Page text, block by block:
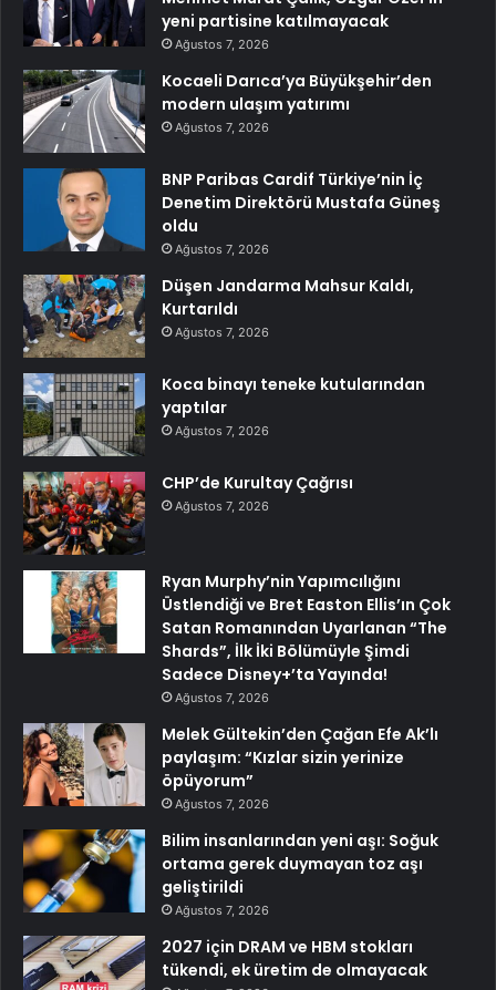
yeni partisine katılmayacak
Ağustos 7, 2026
Kocaeli Darıca’ya Büyükşehir’den
modern ulaşım yatırımı
Ağustos 7, 2026
BNP Paribas Cardif Türkiye’nin İç
Denetim Direktörü Mustafa Güneş
oldu
Ağustos 7, 2026
Düşen Jandarma Mahsur Kaldı,
Kurtarıldı
Ağustos 7, 2026
Koca binayı teneke kutularından
yaptılar
Ağustos 7, 2026
CHP’de Kurultay Çağrısı
Ağustos 7, 2026
Ryan Murphy’nin Yapımcılığını
Üstlendiği ve Bret Easton Ellis’ın Çok
Satan Romanından Uyarlanan “The
Shards”, İlk İki Bölümüyle Şimdi
Sadece Disney+’ta Yayında!
Ağustos 7, 2026
Melek Gültekin’den Çağan Efe Ak’lı
paylaşım: “Kızlar sizin yerinize
öpüyorum”
Ağustos 7, 2026
Bilim insanlarından yeni aşı: Soğuk
ortama gerek duymayan toz aşı
geliştirildi
Ağustos 7, 2026
2027 için DRAM ve HBM stokları
tükendi, ek üretim de olmayacak